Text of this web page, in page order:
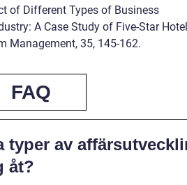
of Different Types of Business
A Case Study of Five-Star
Management, 35, 145-162.
FAQ
typer av
åt?